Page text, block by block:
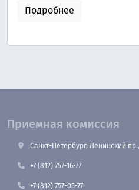
Подробнее
Приемная комиссия
Санкт-Петербург, Ленинский пр.,
+7 (812) 757-16-77
+7 (812) 757-05-77